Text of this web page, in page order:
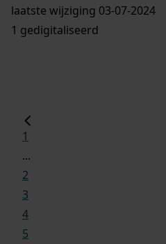
laatste wijziging 03-07-2024
1 gedigitaliseerd
1
...
2
3
4
5